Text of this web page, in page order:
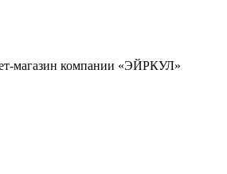
магазин компании «ЭЙРКУЛ»